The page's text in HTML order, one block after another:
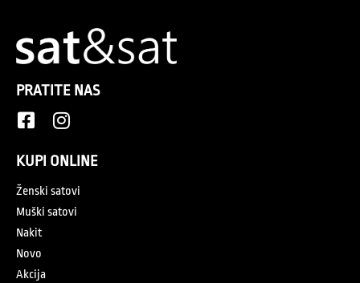
PRATITE NAS
KUPI ONLINE
Ženski satovi
Muški satovi
Nakit
Novo
Akcija